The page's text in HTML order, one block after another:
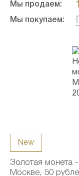
Мы продаем:
Мы покупаем:
New
Золотая монета
Москве, 50